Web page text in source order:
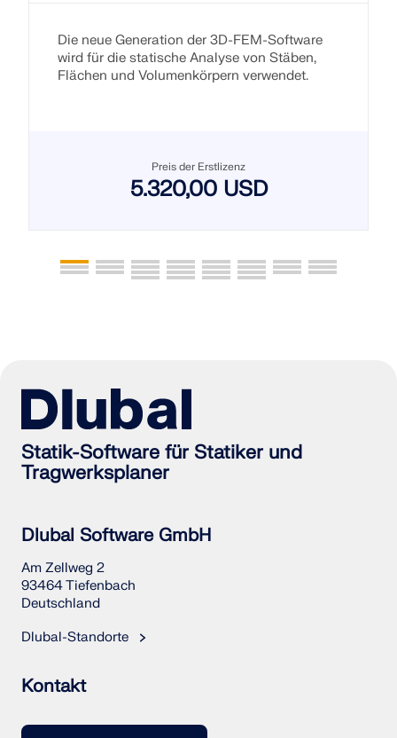
Die neue Generation der 3D-FEM-Software
wird für die statische Analyse von Stäben,
Flächen und Volumenkörpern verwendet.
Preis der Erstlizenz
5.320,00 USD
Statik-Software für Statiker und
Tragwerksplaner
Dlubal Software GmbH
Am Zellweg 2
93464 Tiefenbach
Deutschland
Dlubal-Standorte
Kontakt